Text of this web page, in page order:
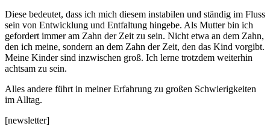
Diese bedeutet, dass ich mich diesem instabilen und ständig im Fluss
sein von Entwicklung und Entfaltung hingebe. Als Mutter bin ich
gefordert immer am Zahn der Zeit zu sein. Nicht etwa an dem Zahn,
den ich meine, sondern an dem Zahn der Zeit, den das Kind vorgibt.
Meine Kinder sind inzwischen groß. Ich lerne trotzdem weiterhin
achtsam zu sein.
Alles andere führt in meiner Erfahrung zu großen Schwierigkeiten
im Alltag.
[newsletter]